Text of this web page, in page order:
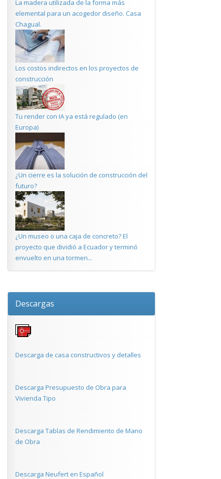
La madera utilizada de la forma más
elemental para un acogedor diseño. Casa
Chagual.
Los costos indirectos en los proyectos de
construcción
Tu render con IA ya está regulado (en
Europa)
¿Un cierre es la solución de construcción del
futuro?
¿Un museo o una caja de concreto? El
proyecto que dividió a Ecuador y terminó
envuelto en una tormen...
Descargas
Descarga de casa constructivos y detalles
Descarga Presupuesto de Obra para
Vivienda Tipo
Descarga Tablas de Rendimiento de Mano
de Obra
Descarga Neufert en Español